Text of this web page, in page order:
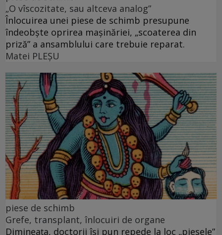
„O vîscozitate, sau altceva analog”
Înlocuirea unei piese de schimb presupune
îndeobște oprirea mașinăriei, „scoaterea din
priză” a ansamblului care trebuie reparat.
Matei PLEŞU
piese de schimb
Grefe, transplant, înlocuiri de organe
Dimineața, doctorii își pun repede la loc „piesele”